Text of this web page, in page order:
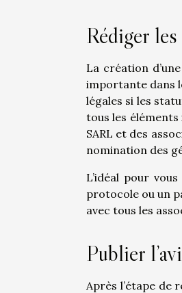
Rédiger
La création
importante dans
légales si les
tous les
SARL et des
nomination des
L’idéal pour
protocole ou un
avec tous les
Publier
Après l’étape de